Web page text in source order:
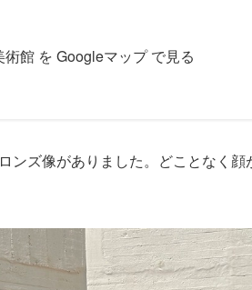
術館 を Googleマップ で見る
ンズ像がありました。どことなく